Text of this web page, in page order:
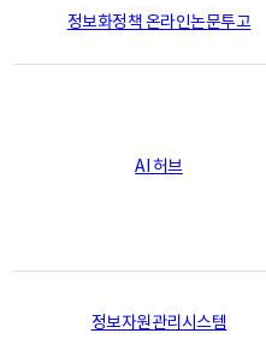
정보화정책 온라인논문투고
AI 허브
정보자원관리시스템